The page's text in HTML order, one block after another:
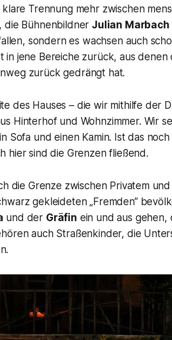
Trennung mehr zwischen
die BühnenbildnerJulian Marbach
sondern es wachsen auch
in jene Bereiche zurück, aus
zurück gedrängt hat.
des Hauses – die wir mithilfe der
Hinterhof und Wohnzimmer. Wir
Sofa und einen Kamin. Ist das
hier sind die Grenzen fließend.
die Grenze zwischen Privatem
gekleideten „Fremden“
und der Gräfin ein und aus gehen,
auch Straßenkinder, die